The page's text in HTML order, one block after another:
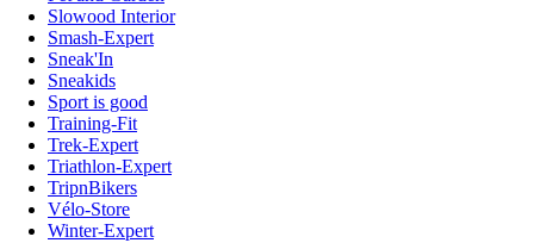
Slowood Interior
Smash-Expert
Sneak'In
Sneakids
Sport is good
Training-Fit
Trek-Expert
Triathlon-Expert
TripnBikers
Vélo-Store
Winter-Expert